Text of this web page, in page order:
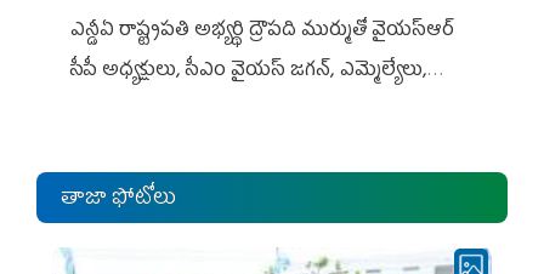
ఎన్డీఏ రాష్ట్ర‌ప‌తి అభ్య‌ర్థి ద్రౌప‌ది ముర్ముతో వైయ‌స్ఆర్
సీపీ అధ్య‌క్షులు, సీఎం వైయ‌స్ జ‌గ‌న్, ఎమ్మెల్యేలు,
తాజా ఫోటోలు